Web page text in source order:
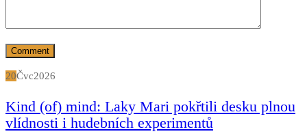
20Čvc2026
Kind (of) mind: Laky Mari pokřtili desku plnou
vlídnosti i hudebních experimentů